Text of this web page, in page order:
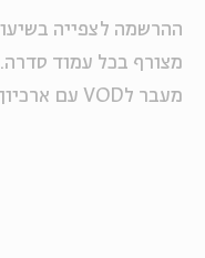
מצורף בכל עמוד סדרה.
מעבר לVOD עם ארכיון הסדרות שהתקיימו >>